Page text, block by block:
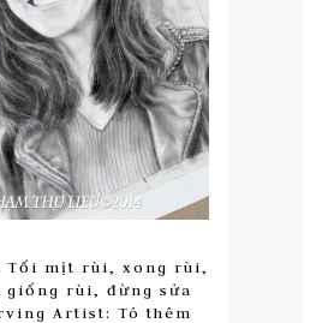
Tối mịt rùi, xong rùi,
giống rùi, đừng sửa
Artist: Tô thêm